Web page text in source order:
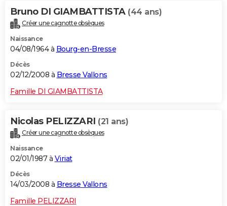
Bruno DI GIAMBATTISTA (44 ans)
Créer une cagnotte obsèques
Naissance
04/08/1964 à Bourg-en-Bresse
Décès
02/12/2008 à Bresse Vallons
Famille DI GIAMBATTISTA
Nicolas PELIZZARI (21 ans)
Créer une cagnotte obsèques
Naissance
02/01/1987 à Viriat
Décès
14/03/2008 à Bresse Vallons
Famille PELIZZARI